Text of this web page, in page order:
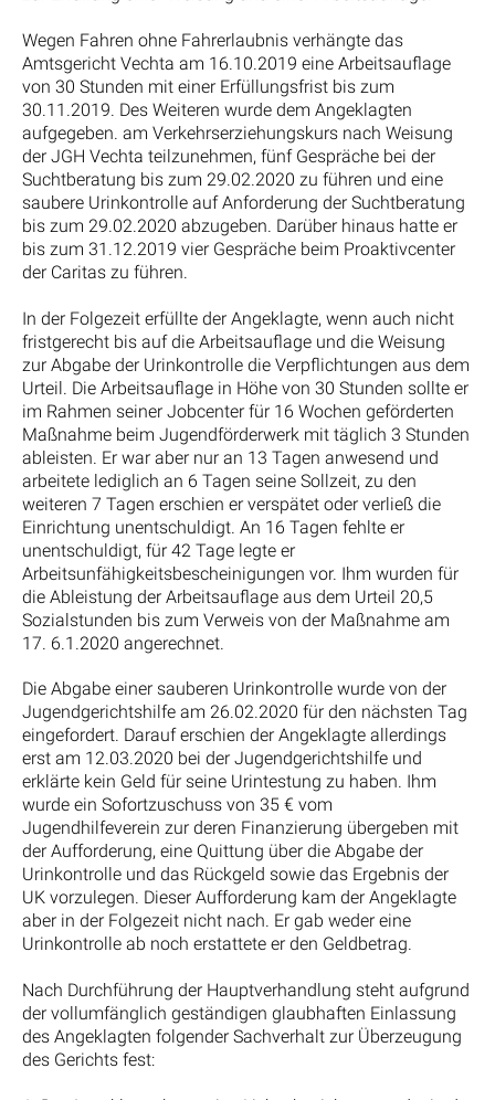
Wegen Fahren ohne Fahrerlaubnis verhängte das
Amtsgericht Vechta am 16.10.2019 eine Arbeitsauflage
von 30 Stunden mit einer Erfüllungsfrist bis zum
30.11.2019. Des Weiteren wurde dem Angeklagten
aufgegeben. am Verkehrserziehungskurs nach Weisung
der JGH Vechta teilzunehmen, fünf Gespräche bei der
Suchtberatung bis zum 29.02.2020 zu führen und eine
saubere Urinkontrolle auf Anforderung der Suchtberatung
bis zum 29.02.2020 abzugeben. Darüber hinaus hatte er
bis zum 31.12.2019 vier Gespräche beim Proaktivcenter
der Caritas zu führen.
In der Folgezeit erfüllte der Angeklagte, wenn auch nicht
fristgerecht bis auf die Arbeitsauflage und die Weisung
zur Abgabe der Urinkontrolle die Verpflichtungen aus dem
Urteil. Die Arbeitsauflage in Höhe von 30 Stunden sollte er
im Rahmen seiner Jobcenter für 16 Wochen geförderten
Maßnahme beim Jugendförderwerk mit täglich 3 Stunden
ableisten. Er war aber nur an 13 Tagen anwesend und
arbeitete lediglich an 6 Tagen seine Sollzeit, zu den
weiteren 7 Tagen erschien er verspätet oder verließ die
Einrichtung unentschuldigt. An 16 Tagen fehlte er
unentschuldigt, für 42 Tage legte er
Arbeitsunfähigkeitsbescheinigungen vor. Ihm wurden für
die Ableistung der Arbeitsauflage aus dem Urteil 20,5
Sozialstunden bis zum Verweis von der Maßnahme am
17. 6.1.2020 angerechnet.
Die Abgabe einer sauberen Urinkontrolle wurde von der
Jugendgerichtshilfe am 26.02.2020 für den nächsten Tag
eingefordert. Darauf erschien der Angeklagte allerdings
erst am 12.03.2020 bei der Jugendgerichtshilfe und
erklärte kein Geld für seine Urintestung zu haben. Ihm
wurde ein Sofortzuschuss von 35 € vom
Jugendhilfeverein zur deren Finanzierung übergeben mit
der Aufforderung, eine Quittung über die Abgabe der
Urinkontrolle und das Rückgeld sowie das Ergebnis der
UK vorzulegen. Dieser Aufforderung kam der Angeklagte
aber in der Folgezeit nicht nach. Er gab weder eine
Urinkontrolle ab noch erstattete er den Geldbetrag.
Nach Durchführung der Hauptverhandlung steht aufgrund
der vollumfänglich geständigen glaubhaften Einlassung
des Angeklagten folgender Sachverhalt zur Überzeugung
des Gerichts fest: